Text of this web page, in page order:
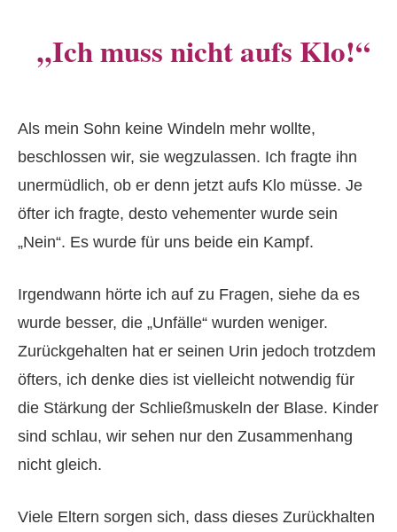
„Ich muss nicht aufs Klo!“
Als mein Sohn keine Windeln mehr wollte,
beschlossen wir, sie wegzulassen. Ich fragte ihn
unermüdlich, ob er denn jetzt aufs Klo müsse. Je
öfter ich fragte, desto vehementer wurde sein
„Nein“. Es wurde für uns beide ein Kampf.
Irgendwann hörte ich auf zu Fragen, siehe da es
wurde besser, die „Unfälle“ wurden weniger.
Zurückgehalten hat er seinen Urin jedoch trotzdem
öfters, ich denke dies ist vielleicht notwendig für
die Stärkung der Schließmuskeln der Blase. Kinder
sind schlau, wir sehen nur den Zusammenhang
nicht gleich.
Viele Eltern sorgen sich, dass dieses Zurückhalten